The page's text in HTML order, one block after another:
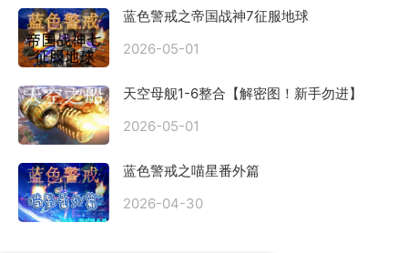
蓝色警戒之帝国战神7征服地球
2026-05-01
天空母舰1-6整合【解密图！新手勿进】
2026-05-01
蓝色警戒之喵星番外篇
2026-04-30